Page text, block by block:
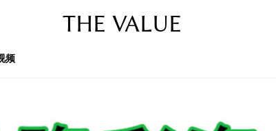
THE VALUE
频